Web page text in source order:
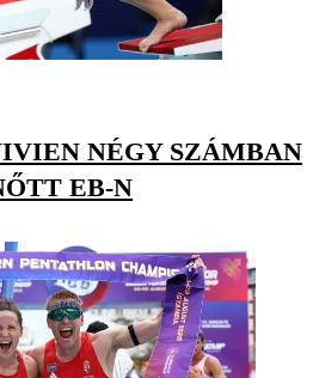
NÉGY SZÁMBAN
EB-N